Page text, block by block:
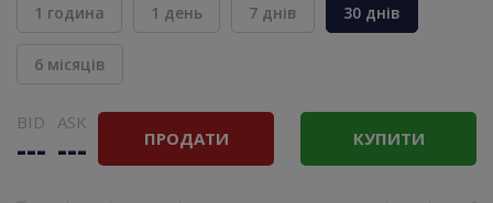
1 година 1 день 7 днів 30 днів
6 місяців
BID
---
ASK
--- ПРОДАТИ КУПИТИ